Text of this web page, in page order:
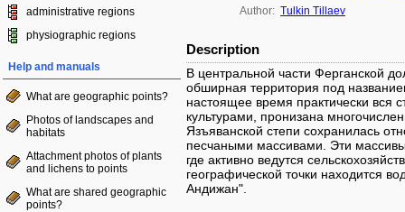
administrative regions
physiographic regions
Help and manuals
What are geographic points?
Photos of landscapes and
habitats
Attachment photos of plants
and lichens to points
What are shared geographic
points?
Author: Tulkin Tillaev
Description
В центральной части Ферганской
обширная территория под
настоящее время практически вся
культурами, пронизана
Язъяванской степи сохранилась
песчаными массивами. Эти
где активно ведутся
географической точки находится
Андижан".